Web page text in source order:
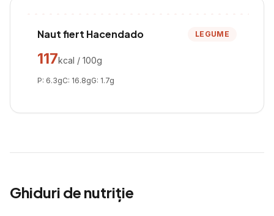
Naut fiert Hacendado LEGUME
117kcal / 100g
P: 6.3gC: 16.8gG: 1.7g
Ghiduri de nutriție